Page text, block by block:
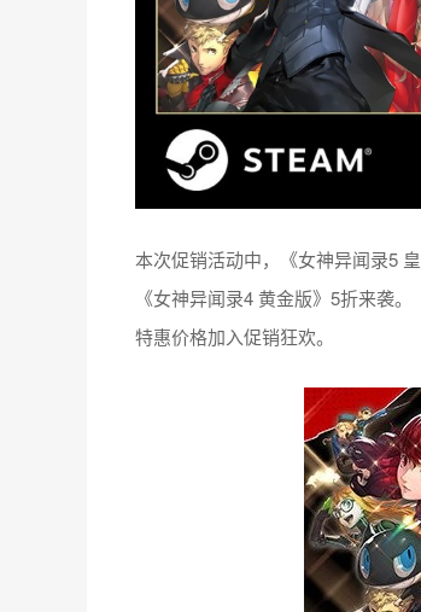
本次促销活动中，《女神异闻录5
《女神异闻录4 黄金版》5折来袭
特惠价格加入促销狂欢。